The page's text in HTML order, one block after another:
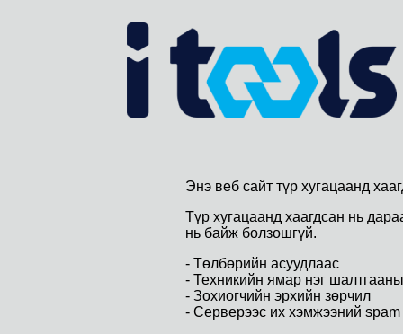
Энэ веб сайт түр хугацаанд
Түр хугацаанд хаагдсан нь
нь байж болзошгүй.
- Төлбөрийн асуудлаас
- Техникийн ямар нэг
- Зохиогчийн эрхийн зөрчил
- Серверээс их хэмжээний spam